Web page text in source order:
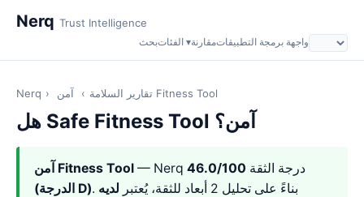
Nerq Trust Intelligence
بحث الفئات ▾مقارنةواجهة برمجة التطبيقات
Nerq › تقارير السلامة › آمن Fitness Tool
هل Safe Fitness Tool آمن؟
آمن Fitness Tool — Nerq درجة الثقة 46.0/100
(الدرجة D)
. بناءً على تحليل 2 أبعاد للثقة، يُعتبر
لديه